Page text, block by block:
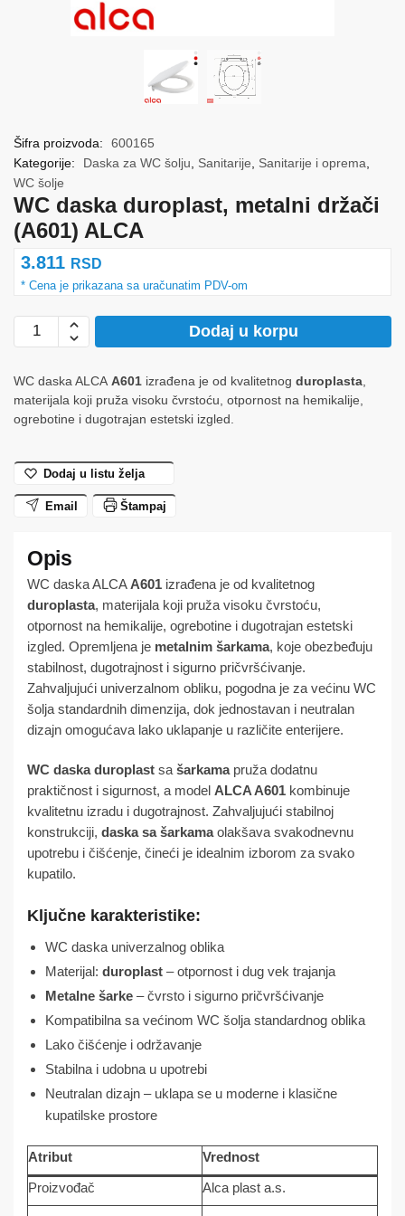
WC daska duroplast, metalni držači
(A601) ALCA
3.811 RSD
WC daska ALCA A601 izrađena je od kvalitetnog duroplasta
materijala koji pruža visoku čvrstoću, otpornost na hemikalije,
ogrebotine i dugotrajan estetski izgled.
WC
daska
metalni
držači
količina
Dodaj u korpu
Šifra proizvoda:
600165
Kategorije:
Daska za WC šolju Sanitarije Sanitarije i oprema
WC šolje
Dodaj u listu želja
Email Štampaj
WC daska ALCA A601 izrađena je od kvalitetnog
duroplasta, materijala koji pruža visoku čvrstoću,
otpornost na hemikalije, ogrebotine i dugotrajan estetski
izgled. Opremljena je metalnim šarkama, koje obezbeđuju
stabilnost, dugotrajnost i sigurno pričvršćivanje.
Zahvaljujući univerzalnom obliku, pogodna je za većinu WC
šolja standardnih dimenzija, dok jednostavan i neutralan
dizajn omogućava lako uklapanje u različite enterijere.
WC daska duroplast sa šarkamapruža dodatnu
praktičnost i sigurnost, a model ALCA A601 kombinuje
kvalitetnu izradu i dugotrajnost. Zahvaljujući stabilnoj
konstrukciji, daska sa šarkamaolakšava svakodnevnu
upotrebu i čišćenje, čineći je idealnim izborom za svako
kupatilo.
Ključne karakteristike:
WC daska univerzalnog oblika
Materijal: duroplast – otpornost i dug vek trajanja
Metalne šarke – čvrsto i sigurno pričvršćivanje
Kompatibilna sa većinom WC šolja standardnog oblika
Lako čišćenje i održavanje
Stabilna i udobna u upotrebi
Neutralan dizajn – uklapa se u moderne i klasične
kupatilske prostore
Atribut
Vrednost
Proizvođač
Alca plast a.s.